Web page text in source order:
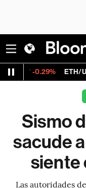
ETH/USD
Sismo
sacude
siente
Las autoridades